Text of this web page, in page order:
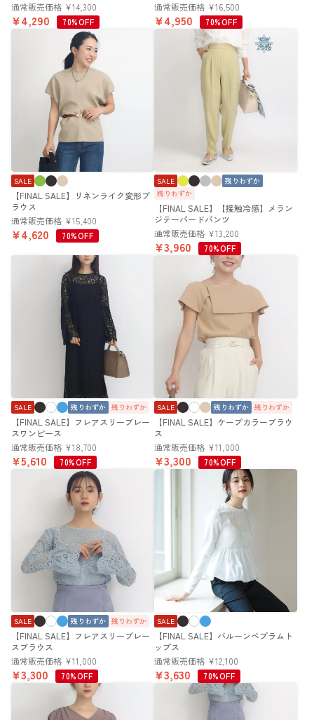
通常販売価格 ¥14,300
¥4,290 70%OFF
通常販売価格 ¥16,500
¥4,950 70%OFF
【FINAL SALE】リネンライク変形ブ
ラウス
SALE
通常販売価格 ¥15,400
¥4,620 70%OFF
【FINAL SALE】【接触冷感】メラン
ジテーパードパンツ
SALE
残りわずか
残りわずか
通常販売価格 ¥13,200
¥3,960 70%OFF
【FINAL SALE】フレアスリーブレー
スワンピース
SALE 残りわずか 残りわずか
通常販売価格 ¥18,700
¥5,610 70%OFF
【FINAL SALE】ケープカラーブラウ
ス
SALE 残りわずか 残りわずか
通常販売価格 ¥11,000
¥3,300 70%OFF
【FINAL SALE】フレアスリーブレー
スブラウス
SALE 残りわずか 残りわずか
通常販売価格 ¥11,000
¥3,300 70%OFF
【FINAL SALE】バルーンペプラムト
ップス
SALE
通常販売価格 ¥12,100
¥3,630 70%OFF